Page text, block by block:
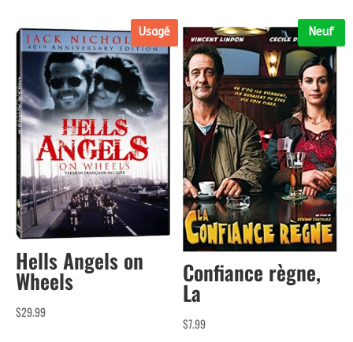
Usagé
Hells Angels on
Wheels
$29.99
Neuf
Confiance règne,
La
$7.99